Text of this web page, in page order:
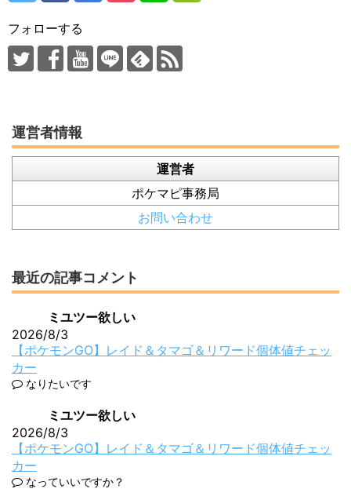
フォローする
運営者情報
運営者
ポケマピ事務局
お問い合わせ
最近の記事コメント
ミユツー欲しい
2026/8/3
【ポケモンGO】レイド＆タマゴ＆リワード個体値チェッ
カー
なりたいです
ミユツー欲しい
2026/8/3
【ポケモンGO】レイド＆タマゴ＆リワード個体値チェッ
カー
なっていいですか？